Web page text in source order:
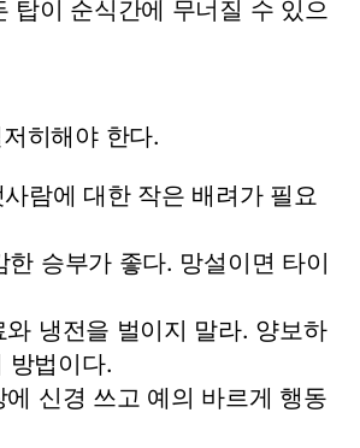
탑이 순식간에 무너질 수 있으
히해야 한다.
람에 대한 작은 배려가 필요
한 승부가 좋다. 망설이면 타이
와 냉전을 벌이지 말라. 양보하
방법이다.
에 신경 쓰고 예의 바르게 행동